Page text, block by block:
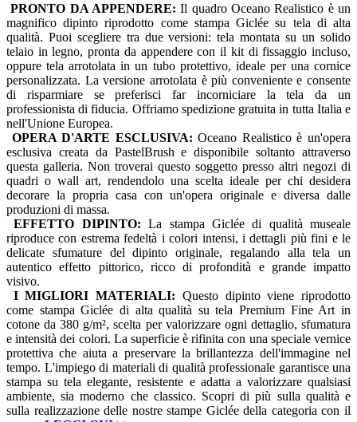
PRONTO DA APPENDERE:Il quadro Oceano Realistico è un
magnifico dipinto riprodotto come stampa Giclée su tela di alta
qualità. Puoi scegliere tra due versioni: tela montata su un solido
telaio in legno, pronta da appendere con il kit di fissaggio incluso,
oppure tela arrotolata in un tubo protettivo, ideale per una cornice
personalizzata. La versione arrotolata è più conveniente e consente
di risparmiare se preferisci far incorniciare la tela da un
professionista di fiducia. Offriamo spedizione gratuita in tutta Italia e
nell'Unione Europea.
OPERA D'ARTE ESCLUSIVA:Oceano Realistico è un'opera
esclusiva creata da PastelBrush e disponibile soltanto attraverso
questa galleria. Non troverai questo soggetto presso altri negozi di
quadri o wall art, rendendolo una scelta ideale per chi desidera
decorare la propria casa con un'opera originale e diversa dalle
produzioni di massa.
EFFETTO DIPINTO: La stampa Giclée di qualità museale
riproduce con estrema fedeltà i colori intensi, i dettagli più fini e le
delicate sfumature del dipinto originale, regalando alla tela un
autentico effetto pittorico, ricco di profondità e grande impatto
visivo.
I MIGLIORI MATERIALI: Questo dipinto viene riprodotto
come stampa Giclée di alta qualità su tela Premium Fine Art in
cotone da 380 g/m², scelta per valorizzare ogni dettaglio, sfumatura
e intensità dei colori. La superficie è rifinita con una speciale vernice
protettiva che aiuta a preservare la brillantezza dell'immagine nel
tempo. L'impiego di materiali di qualità professionale garantisce una
stampa su tela elegante, resistente e adatta a valorizzare qualsiasi
ambiente, sia moderno che classico. Scopri di più sulla qualità e
sulla realizzazione delle nostre stampe Giclée della categoria con il